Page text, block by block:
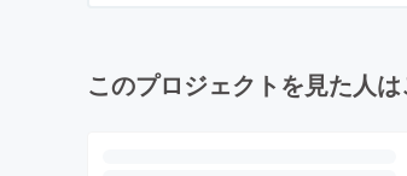
このプロジェクトを見た人